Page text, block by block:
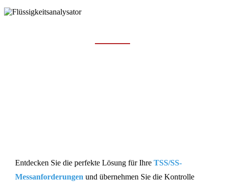
Entdecken Sie die perfekte Lösung für Ihre TSS/SS-
Messanforderungen und übernehmen Sie die Kontrolle